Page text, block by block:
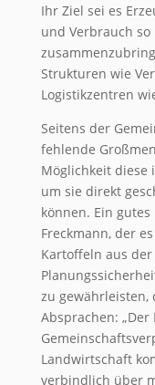
Ihr Ziel sei es
und Verbrauch
Strukturen wie
Logistikzentren
Seitens der
fehlende
Möglichkeit diese
um sie direkt
können. Ein
Freckmann, der
Kartoffeln aus
zu gewährleisten,
Absprachen:
Landwirtschaft
verbindlich über